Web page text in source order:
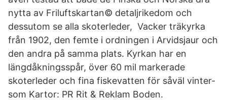
nytta av Friluftskartan© detaljrikedom och
dessutom se alla skoterleder, Vacker träkyrka
från 1902, den femte i ordningen i Arvidsjaur och
den andra på samma plats. Kyrkan har en
längdåkningsspår, över 60 mil markerade
skoterleder och fina fiskevatten för såväl vinter-
som Kartor: PR Rit & Reklam Boden.